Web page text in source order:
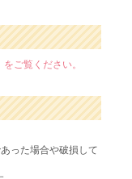
ご覧ください。
った場合や破損して